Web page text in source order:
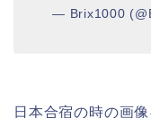
— Brix1000
日本合宿の時の画像